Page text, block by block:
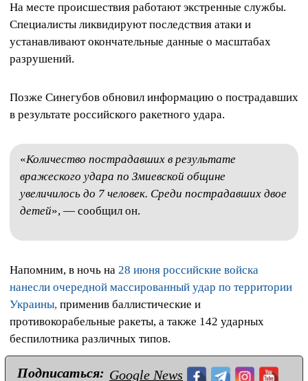
На месте происшествия работают экстренные службы.
Специалисты ликвидируют последствия атаки и
устанавливают окончательные данные о масштабах
разрушений.
Позже Синегубов обновил информацию о пострадавших
в результате российского ракетного удара.
«Количество пострадавших в результате
вражеского удара по Змиевской общине
увеличилось до 7 человек. Среди пострадавших двое
детей», — сообщил он.
Напомним, в ночь на 28 июня российские войска
нанесли очередной массированный удар по территории
Украины, применив баллистические и
противокорабельные ракеты, а также 142 ударных
беспилотника различных типов.
Подписаться: Google News